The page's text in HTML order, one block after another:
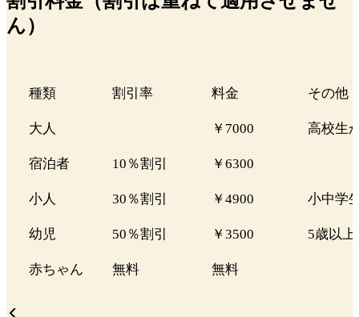
ん）
種類 割引率 料金 その他
大人 ￥7000 高校生
宿泊者 10％割引 ￥6300
小人 30％割引 ￥4900 小中学
幼児 50％割引 ￥3500 5歳以上
赤ちゃん 無料 無料